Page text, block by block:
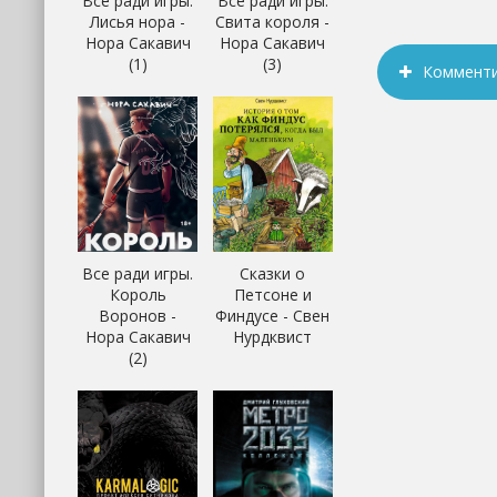
Лисья нора -
Нора Сакавич
(1)
Свита короля -
Нора Сакавич
(3)
Все ради игры.
Король
Воронов -
Нора Сакавич
(2)
Сказки о
Петсоне и
Финдусе - Свен
Нурдквист